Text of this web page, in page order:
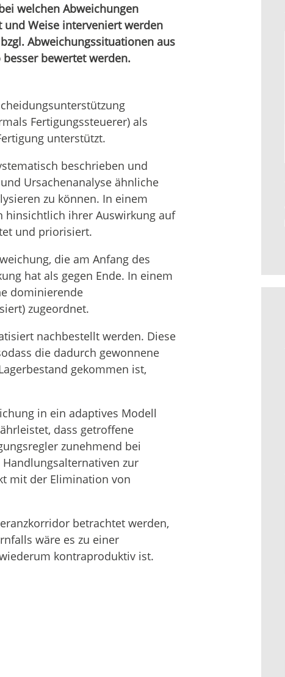
welchen Abweichungen
Weise interveniert werden
Abweichungssituationen aus
bewertet werden.
Fertigungssteuerer) als
unterstützt.
beschrieben und
Ursachenanalyse ähnliche
zu können. In einem
hinsichtlich ihrer Auswirkung auf
und priorisiert.
die am Anfang des
hat als gegen Ende. In einem
dominierende
zugeordnet.
nachbestellt werden. Diese
die dadurch gewonnene
gekommen ist,
in ein adaptives Modell
dass getroffene
zunehmend bei
zur
mit der Elimination von
betrachtet werden,
wäre es zu einer
kontraproduktiv ist.